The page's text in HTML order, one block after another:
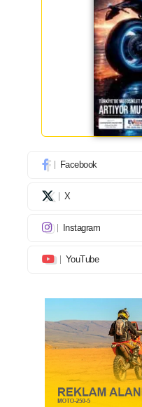
Facebook
X
Instagram
YouTube